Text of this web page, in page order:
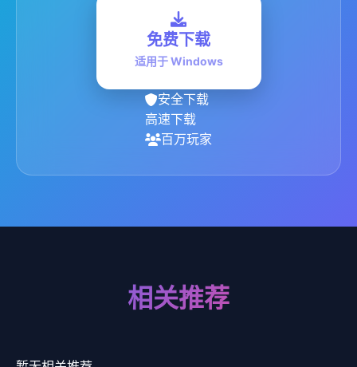
免费下载
适用于 Windows
安全下载
高速下载
百万玩家
相关推荐